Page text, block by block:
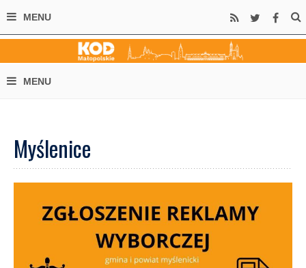
Myślenice